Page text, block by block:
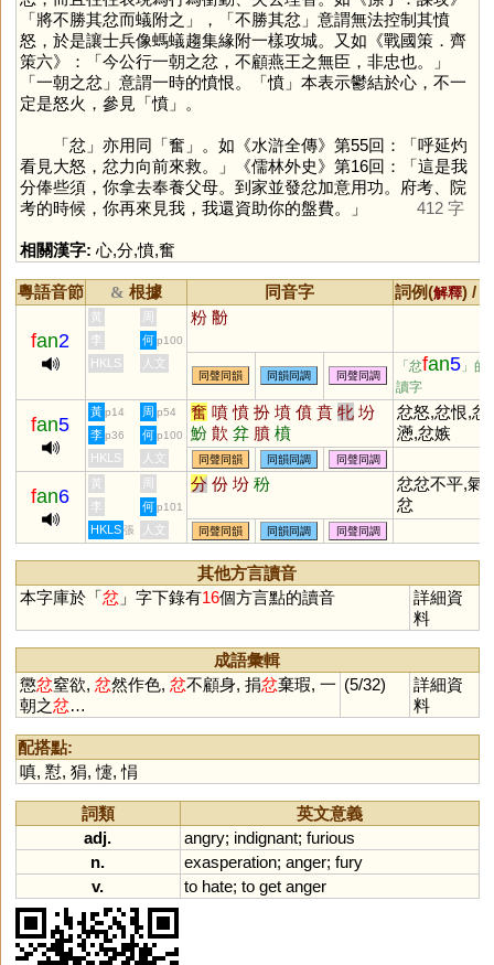
「將不勝其忿而蟻附之」，「不勝其忿」意謂無法控制其憤
怒，於是讓士兵像螞蟻趨集緣附一樣攻城。又如《戰國策．齊
策六》：「今公行一朝之忿，不顧燕王之無臣，非忠也。」
「一朝之忿」意謂一時的憤恨。「憤」本表示鬱結於心，不一
定是怒火，參見「憤」。
「忿 」亦用同「奮 」。如《水滸全傳》第55回：「呼延灼
看見大怒，忿力向前來救。」《儒林外史》第16回：「這是我
分俸些須，你拿去奉養父母。到家並發忿加意用功。府考、院
考的時候，你再來見我，我還資助你的盤費。」
412 字
相關漢字: 心,分,憤,奮
粵語音節 & 根據 同音字 詞例(解釋) /
fan2
黃 周 粉 黺
李 何 p100
HKLS 人文
同聲同韻 同韻同調 同聲同調
「忿fan5 」的
讀字
fan5
黃 p14 周 p54 奮 噴 憤 扮 墳 僨 賁 牝 坋
魵 歕 弅 膹 橨
忿怒,忿恨,忿
懣,忿嫉
李 p36 何 p100
HKLS 人文 同聲同韻 同韻同調 同聲同調
fan6
黃 周 分 份 坋 秎
忿忿不平,氣
忿
李 何 p101
HKLS 張 人文 同聲同韻 同韻同調 同聲同調
其他方言讀音
本字庫於「忿 」字下錄有16個方言點的讀音
詳細資
料
成語彙輯
懲忿窒欲, 忿然作色, 忿不顧身, 捐忿棄瑕, 一
朝之忿…
(5/32)
詳細資
料
配搭點:
嗔, 懟, 狷,懥,悁
詞類
英文意義
adj.
angry; indignant; furious
n.
exasperation; anger; fury
v.
to hate; to get anger